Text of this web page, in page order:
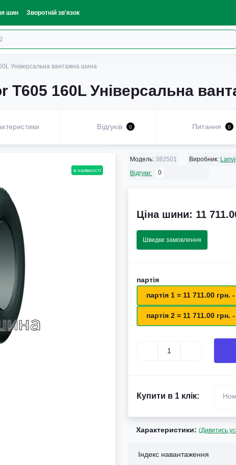
шин Зворотній зв'язок
Універсальна вантажна шина
T605 160L Універсальна
Відгуків 0 Питання 0
в наявності
Модель: 382501 Виробник:
Відгуки:
0
Ціна шини: 11
Швидке замовлення
партія
партія 1 = 11 711.00 грн.
партія 2 = 11 711.00 грн.
Купити в 1 клік:
Характеристики: (Дивитись
Індекс навантаження